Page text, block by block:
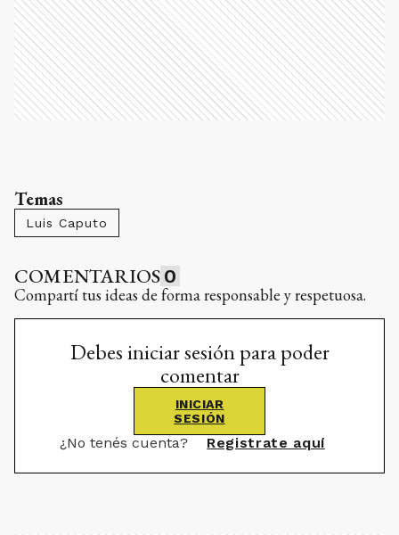
Temas
Luis Caputo
COMENTARIOS 0
Compartí tus ideas de forma responsable y respetuosa.
Debes iniciar sesión para poder
comentar
INICIAR
SESIÓN
¿No tenés cuenta? Registrate aquí